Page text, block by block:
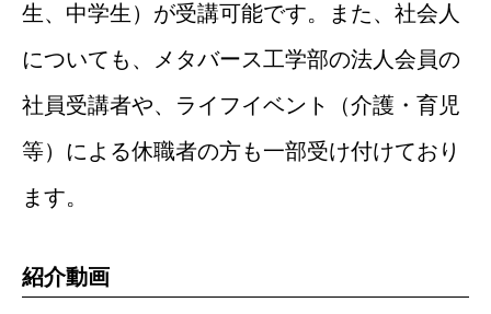
生、中学生）が受講可能です。また、社会人
についても、メタバース工学部の法人会員の
社員受講者や、ライフイベント（介護・育児
等）による休職者の方も一部受け付けており
ます。
紹介動画